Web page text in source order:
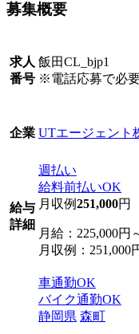
募集概要
求人
番号
飯田CL_bjp1
※電話応募で必要
企業 UTエージェント
給与
詳細
週払い
給料前払いOK
月収例251,000円
月給：225,000円
月収例：251,000
車通勤OK
バイク通勤OK
静岡県 森町